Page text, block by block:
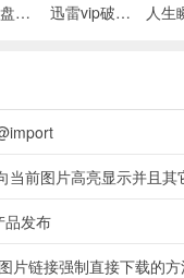
填写一下我们的手机尾
在app上付款就可以了。
重安全措施，确保用户的
夸克网盘官方正式版 迅雷vip破解版永久会员2024版
当前图片高亮显示并且其
品发布
片链接强制直接下载的